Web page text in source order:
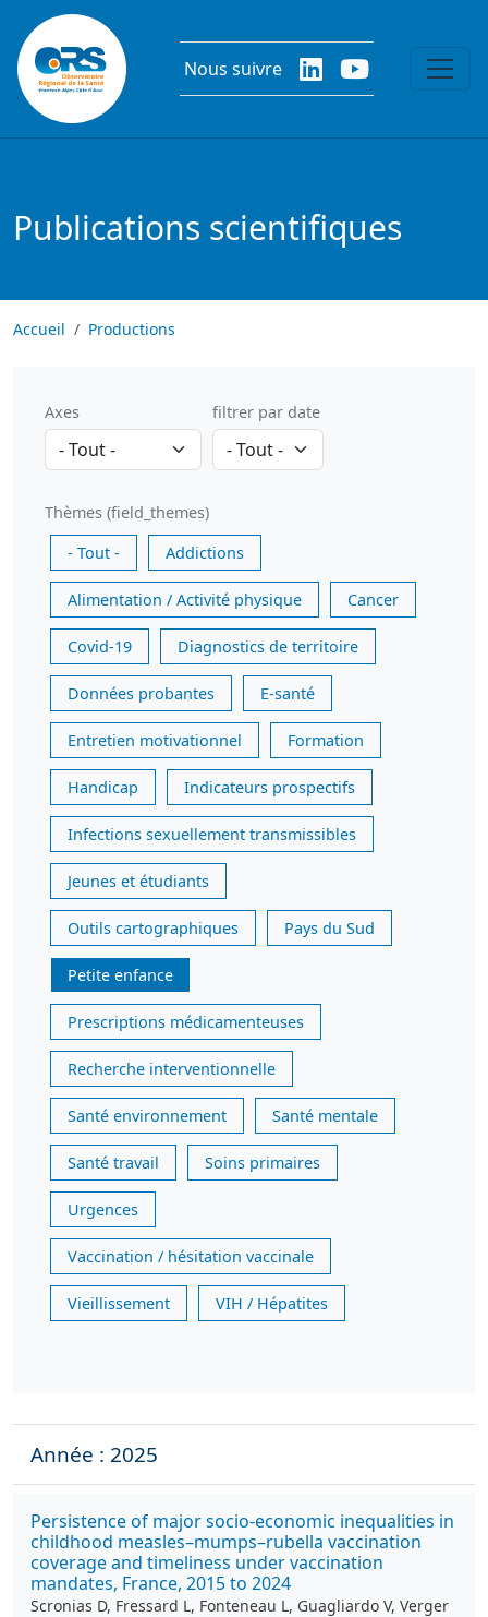
Aller au contenu principal
Nous suivre
Publications scientifiques
Accueil Productions
Axes filtrer par date
Thèmes (field_themes)
- Tout -
Addictions
Alimentation / Activité physique Cancer
Covid-19 Diagnostics de territoire
Données probantes E-santé
Entretien motivationnel Formation
Handicap Indicateurs prospectifs
Infections sexuellement transmissibles
Jeunes et étudiants
Outils cartographiques Pays du Sud
Petite enfance
Prescriptions médicamenteuses
Recherche interventionnelle
Santé environnement Santé mentale
Santé travail Soins primaires
Urgences
Vaccination / hésitation vaccinale
Vieillissement VIH / Hépatites
Année : 2025
Persistence of major socio-economic inequalities in
childhood measles–mumps–rubella vaccination
coverage and timeliness under vaccination
mandates, France, 2015 to 2024
Scronias D, Fressard L, Fonteneau L, Guagliardo V, Verger